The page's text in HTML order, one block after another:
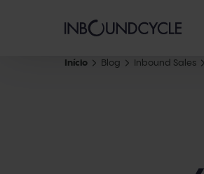
Início Blog Inbound Sales